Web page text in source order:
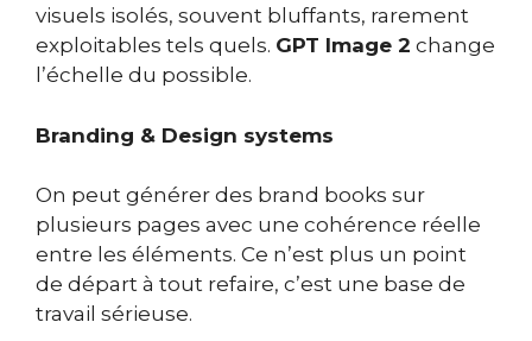
visuels isolés, souvent bluffants, rarement
exploitables tels quels. GPT Image 2 change
l’échelle du possible.
Branding & Design systems
On peut générer des brand books sur
plusieurs pages avec une cohérence réelle
entre les éléments. Ce n’est plus un point
de départ à tout refaire, c’est une base de
travail sérieuse.